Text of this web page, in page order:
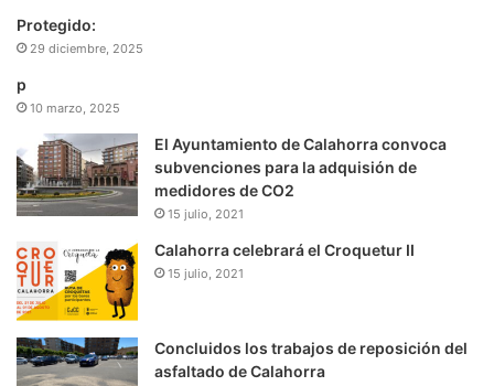
Protegido:
29 diciembre, 2025
p
10 marzo, 2025
El Ayuntamiento de Calahorra convoca
subvenciones para la adquisión de
medidores de CO2
15 julio, 2021
Calahorra celebrará el Croquetur II
15 julio, 2021
Concluidos los trabajos de reposición del
asfaltado de Calahorra